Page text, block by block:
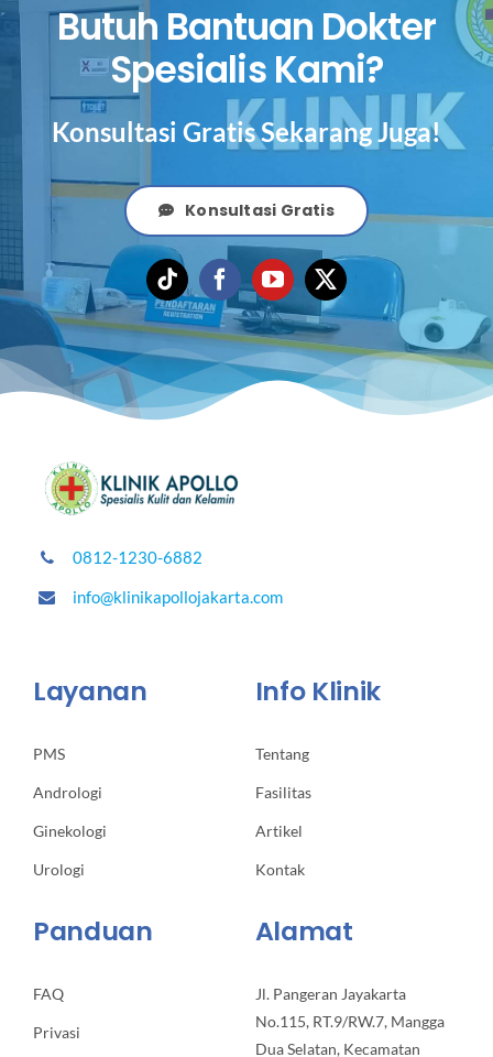
Butuh Bantuan Dokter
Spesialis Kami?
Konsultasi Gratis Sekarang Juga!
Konsultasi Gratis
0812-1230-6882
info@klinikapollojakarta.com
Layanan
PMS
Andrologi
Ginekologi
Urologi
Info Klinik
Tentang
Fasilitas
Artikel
Kontak
Panduan
FAQ
Privasi
Alamat
Jl. Pangeran Jayakarta
No.115, RT.9/RW.7, Mangga
Dua Selatan, Kecamatan